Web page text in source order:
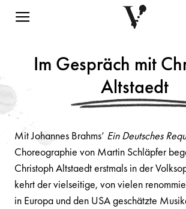
Navigation einblenden
Im Gespräch mit
Altstaedt
Mit Johannes Brahms’ Ein Deutsches
Choreographie von Martin Schläpfer
Christoph Altstaedt erstmals in der
kehrt der vielseitige, von vielen
in Europa und den USA geschätzte